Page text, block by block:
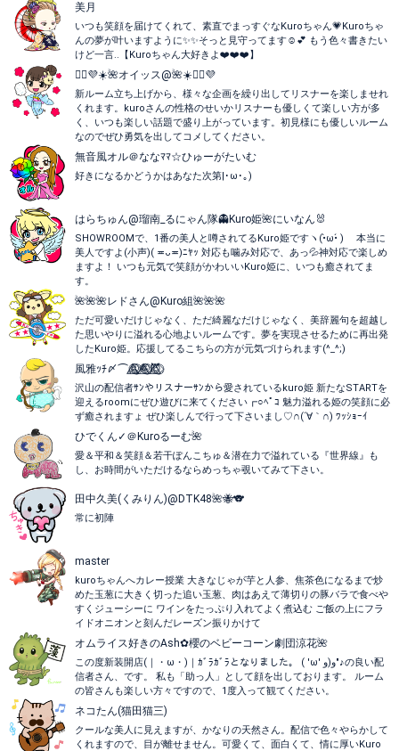
美月
いつも笑顔を届けてくれて、素直でまっすぐなKuroちゃん💗Kuroちゃ
んの夢が叶いますように✨✨そっと見守ってます☺️💕 もう色々書きたい
けど一言..【Kuroちゃん大好きよ❤️❤️❤️】
💁‍♀️💜☀️🌺オイッス@🌺☀️💁‍♀️💜
新ルーム立ち上げから、様々な企画を繰り出してリスナーを楽しませれ
くれます。kuroさんの性格のせいかリスナーも優しくて楽しい方が多
く、いつも楽しい話題で盛り上がっています。初見様にも優しいルーム
なのでぜひ勇気を出してコメしてください。
無音風オル＠ななﾏﾏ☆ひゅーがたいむ
好きになるかどうかはあなた次第|･ω･｡)
はらちゅん@瑠南_るにゃん隊👻Kuro姫🌺にいなん🐰
SHOWROOMで、1番の美人と噂されてるKuro姫ですヽ(•̀ω•́ )ゝ 本当に
美人ですよ(小声)( ≖ᴗ≖​)ﾆﾔｯ 対応も噛み対応で、あっ💦神対応で楽しめ
ますよ！ いつも元気で笑顔がかわいいKuro姫に、いつも癒されてま
す。
🌺🌺🌺レドさん@Kuro組🌺🌺🌺
ただ可愛いだけじゃなく、ただ綺麗なだけじゃなく、美辞麗句を超越し
た思いやりに溢れる心地よいルームです。夢を実現させるために再出発
したKuro姫。応援してるこちらの方が元気づけられます(^_^;)
風雅ｯﾁ〆⌒🥶⃟⃝⃤🤪⃟⃝⃤😈⃟⃝⃤.
沢山の配信者ｻﾝやリスナーｻﾝから愛されているkuro姫 新たなSTARTを
迎えるroomにぜひ遊びに来てください┏○ﾍﾟｺ 魅力溢れる姫の笑顔に必
ず癒されますょ ぜひ楽しんで行って下さいまし♡∩(´∀｀∩) ﾜｯｼｮｰｲ
ひでくん✓＠Kuroるーむ🌺
愛＆平和＆笑顔＆若干ぽんこちゅ＆潜在力で溢れている『世界線』も
し、お時間がいただけるならめっちゃ覗いてみて下さい。
田中久美(くみりん)@DTK48🌺🐝🐨
常に初陣
master
kuroちゃんへカレー授業 大きなじゃが芋と人参、焦茶色になるまで炒
めた玉葱に大きく切った追い玉葱、肉はあえて薄切りの豚バラで食べや
すくジューシーに ワインをたっぷり入れてよく煮込む ご飯の上にフラ
イドオニオンと刻んだレーズン振りかけて
オムライス好きのAsh✿︎櫻のベビーコーン︎劇団涼花🌺
この度新装開店(｜・ω・)｜ｶﾞﾗｶﾞﾗとなりました。 ( 'ω' و(و"♪の良い配
信者さん、です。 私も「助っ人」として顔を出しております。 ルーム
の皆さんも楽しい方々ですので、1度入って観てください。
ネコたん(猫田猫三)
クールな美人に見えますが、かなりの天然さん。配信で色々やらかして
くれますので、目が離せません。可愛くて、面白くて、情に厚いKuro